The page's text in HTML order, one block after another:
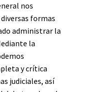
nos
formas
administrar la
la
y crítica
judiciales, así